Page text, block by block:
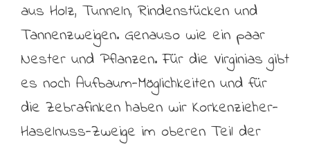
aus Holz, Tunneln, Rindenstücken und
Tannenzweigen. Genauso wie ein paar
Nester und Pflanzen. Für die Virginias gibt
es noch Aufbaum-Möglichkeiten und für
die Zebrafinken haben wir Korkenzieher-
Haselnuss-Zweige im oberen Teil der